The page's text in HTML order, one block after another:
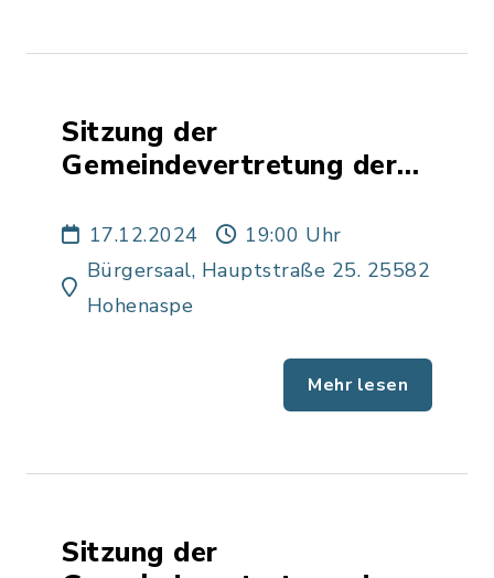
Sitzung der
Gemeindevertretung der
17.12.2024
19:00 Uhr
Bürgersaal, Hauptstraße 25. 25582
Hohenaspe
Mehr lesen
Sitzung der